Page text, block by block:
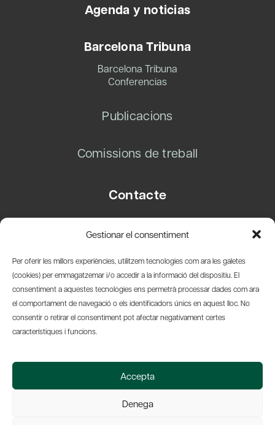
Gestionar el consentiment
Per oferir les millors experiències, utilitzem tecnologies com ara les galetes
(cookies) per emmagatzemar i/o accedir a la informació del dispositiu. El
consentiment a aquestes tecnologies ens permetrà processar dades com ara
el comportament de navegació o els identificadors únics en aquest lloc. No
consentir o retirar el consentiment pot afectar negativament certes
característiques i funcions.
Accepta
Denega
Agenda y noticias
Barcelona Tribuna
Barcelona Tribuna
Conferencias
Publicacions
Comissions de treball
Contacte
08003 Barcelona
info@amicsdelpais.com
Suscripció Newsletter
© 2026 Societat Econòmica Barcelonesa d'Amics del País
Web by Ideamatic